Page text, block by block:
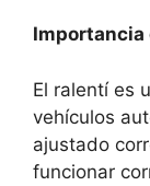
Importancia
El ralentí es
vehículos
ajustado
funcionar